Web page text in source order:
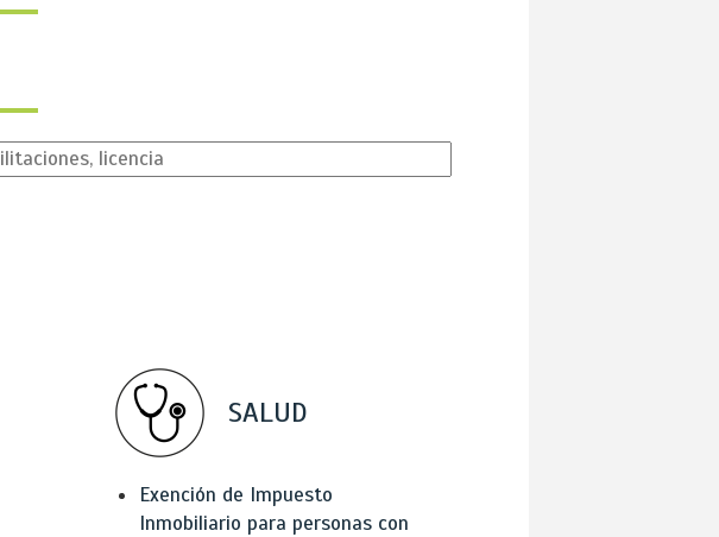
SALUD
Exención de Impuesto
Inmobiliario para personas con